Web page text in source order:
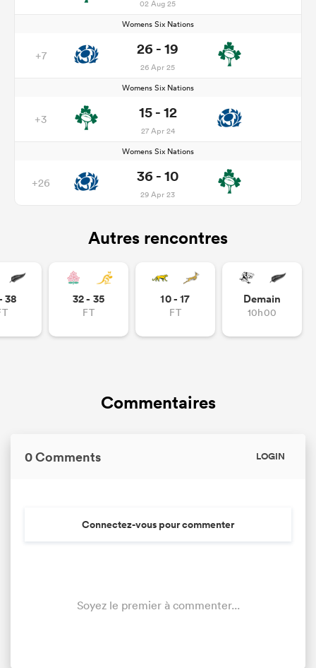
02 Aug 25
Womens Six Nations
+7 26 - 19
26 Apr 25
Womens Six Nations
+3 15 - 12
27 Apr 24
Womens Six Nations
+26 36 - 10
29 Apr 23
Autres rencontres
38 32 - 35
FT
10 - 17
FT
Demain
10h00
Commentaires
0 Comments LOGIN
Connectez-vous pour commenter
Soyez le premier à commenter...